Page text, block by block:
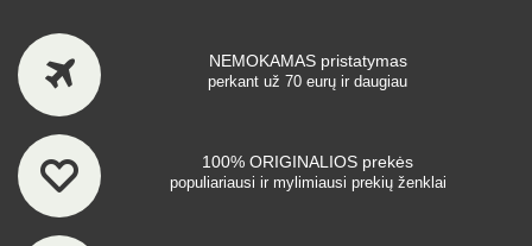
NEMOKAMAS pristatymas
perkant už 70 eurų ir daugiau
100% ORIGINALIOS prekės
populiariausi ir mylimiausi prekių ženklai